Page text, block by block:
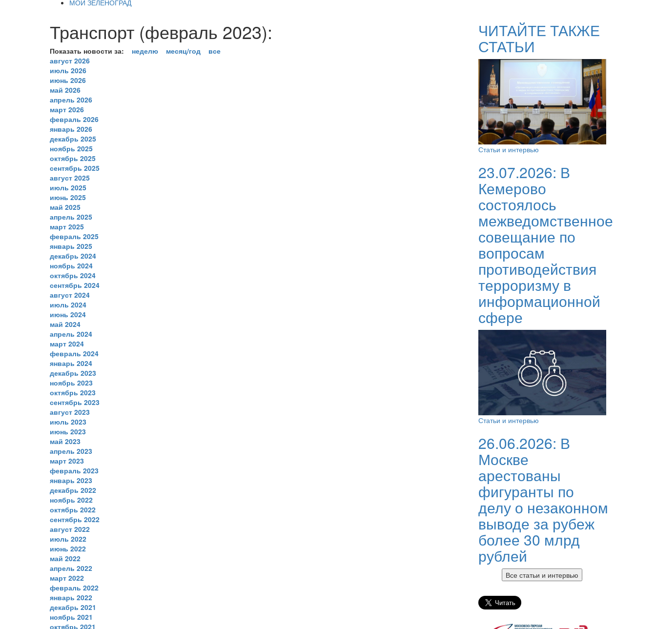
МОЙ ЗЕЛЕНОГРАД
Транспорт (февраль 2023):
Показать новости за: неделю месяц/год
все
август 2026
июль 2026
июнь 2026
май 2026
апрель 2026
март 2026
февраль 2026
январь 2026
декабрь 2025
ноябрь 2025
октябрь 2025
сентябрь 2025
август 2025
июль 2025
июнь 2025
май 2025
апрель 2025
март 2025
февраль 2025
январь 2025
декабрь 2024
ноябрь 2024
октябрь 2024
сентябрь 2024
август 2024
июль 2024
июнь 2024
май 2024
апрель 2024
март 2024
февраль 2024
январь 2024
декабрь 2023
ноябрь 2023
октябрь 2023
сентябрь 2023
август 2023
июль 2023
июнь 2023
май 2023
апрель 2023
март 2023
февраль 2023
январь 2023
декабрь 2022
ноябрь 2022
октябрь 2022
сентябрь 2022
август 2022
июль 2022
июнь 2022
май 2022
апрель 2022
март 2022
февраль 2022
январь 2022
декабрь 2021
ноябрь 2021
октябрь 2021
ЧИТАЙТЕ ТАКЖЕ
СТАТЬИ
Статьи и интервью
23.07.2026: В
Кемерово
состоялось
межведомственное
совещание по
вопросам
противодействия
терроризму в
информационной
сфере
Статьи и интервью
26.06.2026: В
Москве
арестованы
фигуранты по
делу о незаконном
выводе за рубеж
более 30 млрд
рублей
Все статьи и интервью